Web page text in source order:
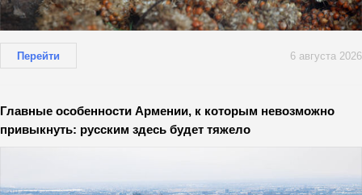
Перейти 6 августа 2026
Главные особенности Армении, к которым невозможно
привыкнуть: русским здесь будет тяжело